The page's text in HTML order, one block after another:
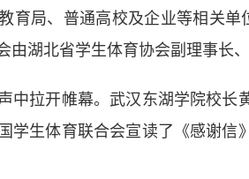
局、普通高校及企业等相关单
由湖北省学生体育协会副理事长
拉开帷幕。武汉东湖学院校长
学生体育联合会宣读了《感谢信